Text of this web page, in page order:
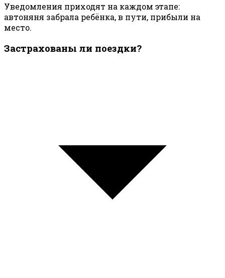
Уведомления приходят на каждом этапе:
автоняня забрала ребёнка, в пути, прибыли на
место.
Застрахованы ли поездки?